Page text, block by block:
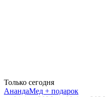
Только сегодня
АнандаМед + подарок